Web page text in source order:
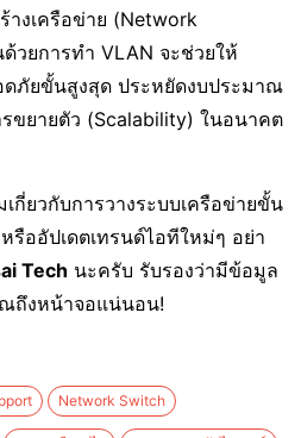
งเครือข่าย (Network
วยการทำ VLAN จะช่วยให้
ภัยขั้นสูงสุด ประหยัดงบประมาณ
ขยายตัว (Scalability) ในอนาคต
กี่ยวกับการวางระบบเครือข่ายขั้น
รืออัปเดตเทรนด์ไอทีใหม่ๆ อย่า
Tech นะครับ รับรองว่ามีข้อมูล
ถึงหน้าจอแน่นอน!
Network Switch